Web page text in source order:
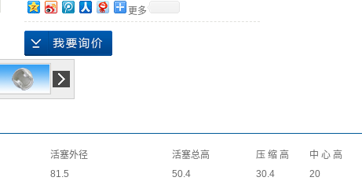
更多
活塞外径 活塞总高 压 缩 高 中 心 高
81.5 50.4 30.4 20